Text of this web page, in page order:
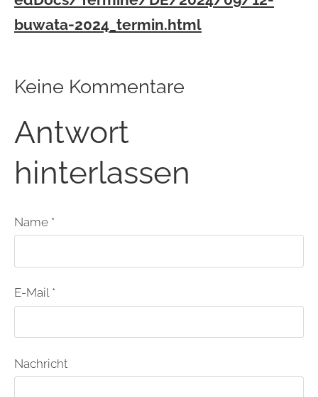
buwata-2024_termin.html
Keine Kommentare
Antwort
hinterlassen
Name *
E-Mail *
Nachricht